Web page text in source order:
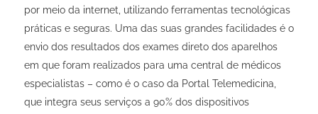
por meio da internet, utilizando ferramentas tecnológicas
práticas e seguras. Uma das suas grandes facilidades é o
envio dos resultados dos exames direto dos aparelhos
em que foram realizados para uma central de médicos
especialistas – como é o caso da Portal Telemedicina,
que integra seus serviços a 90% dos dispositivos